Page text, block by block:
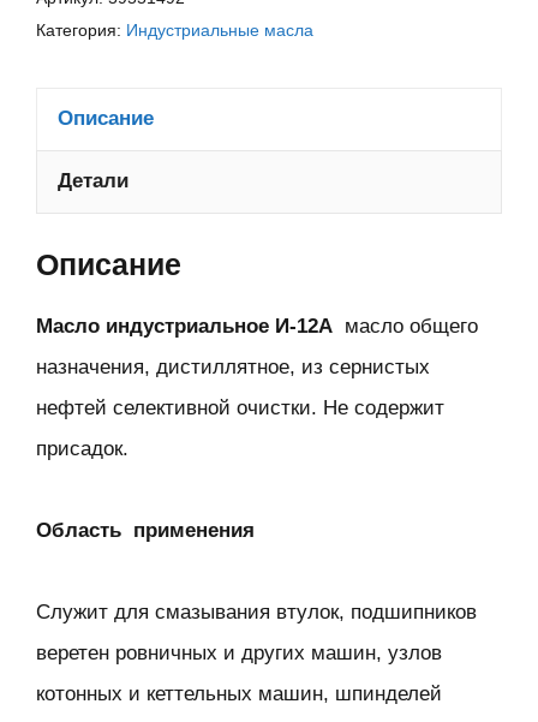
Категория: Индустриальные масла
Описание
Детали
Описание
Масло индустриальное И-12А масло общего
назначения, дистиллятное, из сернистых
нефтей селективной очистки. Не содержит
присадок.
Область применения
Служит для смазывания втулок, подшипников
веретен ровничных и других машин, узлов
котонных и кеттельных машин, шпинделей